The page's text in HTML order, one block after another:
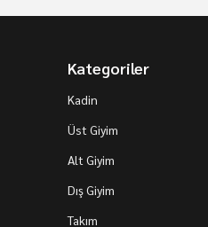
Kategoriler
Kadin
Üst Giyim
Alt Giyim
Dış Giyim
Takım